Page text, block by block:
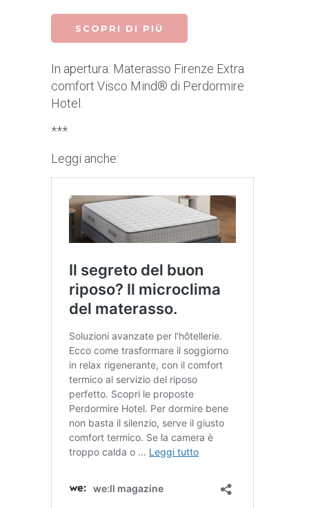
SCOPRI DI PIÙ
In apertura: Materasso Firenze Extra
comfort Visco Mind® di Perdormire
Hotel.
***
Leggi anche: